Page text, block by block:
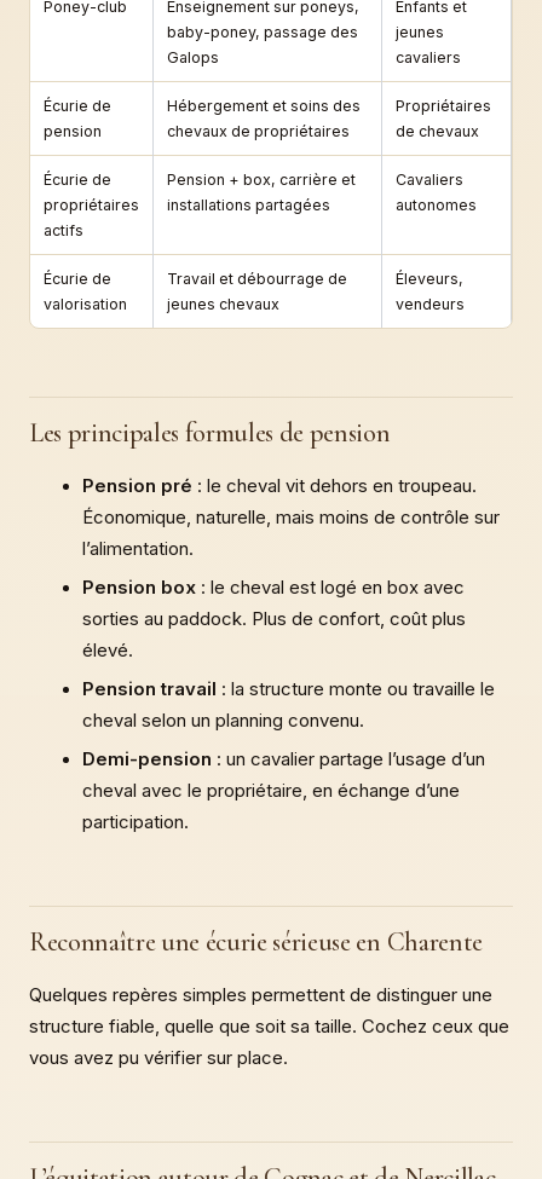
Poney-club
Enseignement sur poneys,
baby-poney, passage des
Galops
Enfants et
jeunes
cavaliers
Écurie de
pension
Hébergement et soins des
chevaux de propriétaires
Propriétaires
de chevaux
Écurie de
propriétaires
actifs
Pension + box, carrière et
installations partagées
Cavaliers
autonomes
Écurie de
valorisation
Travail et débourrage de
jeunes chevaux
Éleveurs,
vendeurs
Les principales formules de pension
Pension pré : le cheval vit dehors en troupeau.
Économique, naturelle, mais moins de contrôle sur
l’alimentation.
Pension box: le cheval est logé en box avec
sorties au paddock. Plus de confort, coût plus
élevé.
Pension travail : la structure monte ou travaille le
cheval selon un planning convenu.
Demi-pension : un cavalier partage l’usage d’un
cheval avec le propriétaire, en échange d’une
participation.
Reconnaître une écurie sérieuse en Charente
Quelques repères simples permettent de distinguer une
structure fiable, quelle que soit sa taille. Cochez ceux que
vous avez pu vérifier sur place.